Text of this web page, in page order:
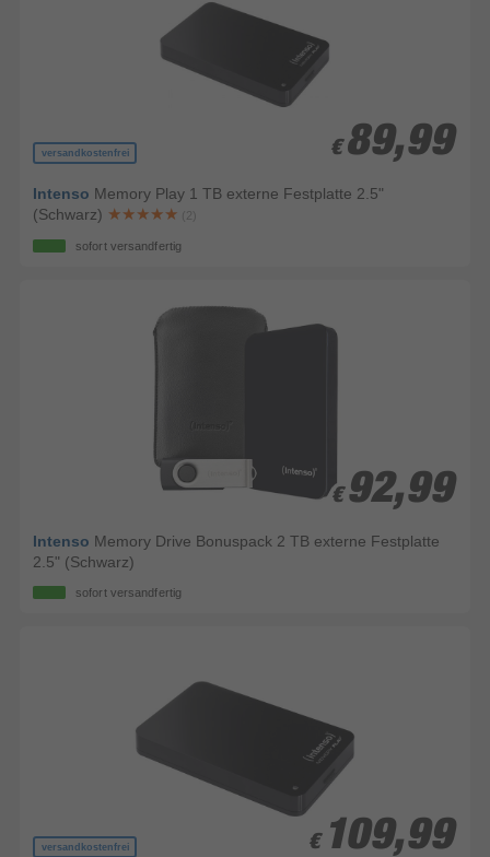
versandkostenfrei € 89,99
€ 89,99
Intenso Memory Play 1 TB externe Festplatte 2.5"
(Schwarz)
(2)
sofort versandfertig
€ 92,99
€ 92,99
Intenso Memory Drive Bonuspack 2 TB externe Festplatte
2.5" (Schwarz)
sofort versandfertig
versandkostenfrei € 109,99
€ 109,99